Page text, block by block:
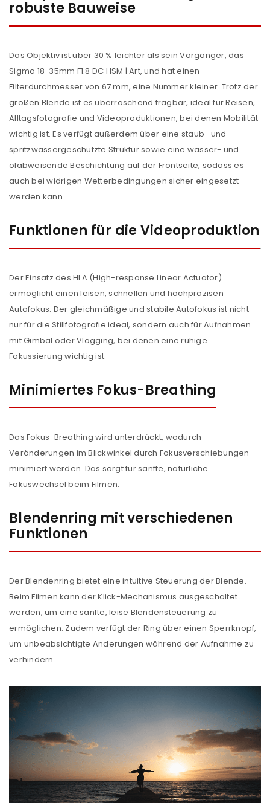
robuste Bauweise
Das Objektiv ist über 30 % leichter als sein Vorgänger, das
Sigma 18-35mm F1.8 DC HSM | Art, und hat einen
Filterdurchmesser von 67 mm, eine Nummer kleiner. Trotz der
großen Blende ist es überraschend tragbar, ideal für Reisen,
Alltagsfotografie und Videoproduktionen, bei denen Mobilität
wichtig ist. Es verfügt außerdem über eine staub- und
spritzwassergeschützte Struktur sowie eine wasser- und
ölabweisende Beschichtung auf der Frontseite, sodass es
auch bei widrigen Wetterbedingungen sicher eingesetzt
werden kann.
Funktionen für die Videoproduktion
Der Einsatz des HLA (High-response Linear Actuator)
ermöglicht einen leisen, schnellen und hochpräzisen
Autofokus. Der gleichmäßige und stabile Autofokus ist nicht
nur für die Stillfotografie ideal, sondern auch für Aufnahmen
mit Gimbal oder Vlogging, bei denen eine ruhige
Fokussierung wichtig ist.
Minimiertes Fokus-Breathing
Das Fokus-Breathing wird unterdrückt, wodurch
Veränderungen im Blickwinkel durch Fokusverschiebungen
minimiert werden. Das sorgt für sanfte, natürliche
Fokuswechsel beim Filmen.
Blendenring mit verschiedenen
Funktionen
Der Blendenring bietet eine intuitive Steuerung der Blende.
Beim Filmen kann der Klick-Mechanismus ausgeschaltet
werden, um eine sanfte, leise Blendensteuerung zu
ermöglichen. Zudem verfügt der Ring über einen Sperrknopf,
um unbeabsichtigte Änderungen während der Aufnahme zu
verhindern.